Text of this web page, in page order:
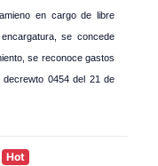
en cargo de libre
se concede
se reconoce gastos
0454 del 21 de
Hot